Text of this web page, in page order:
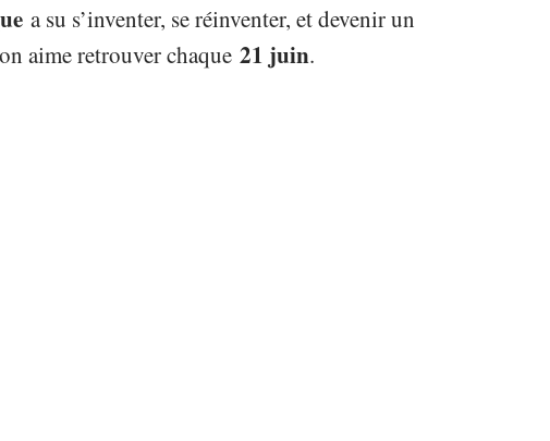
a su s’inventer, se réinventer, et devenir un
aime retrouver chaque21 juin.